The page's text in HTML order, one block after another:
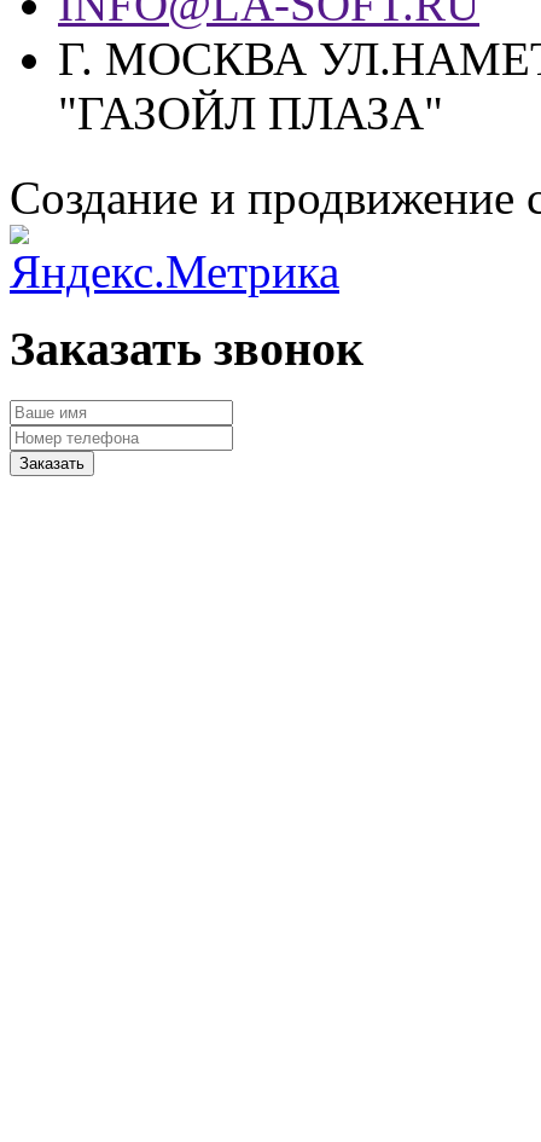
Г. МОСКВА
"ГАЗОЙЛ ПЛАЗА"
Создание и продвижение
Заказать звонок
Заказать